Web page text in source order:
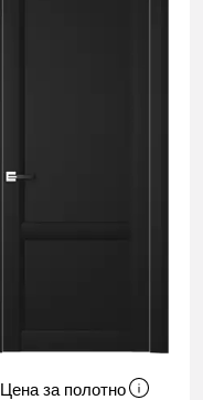
Цена за полотно